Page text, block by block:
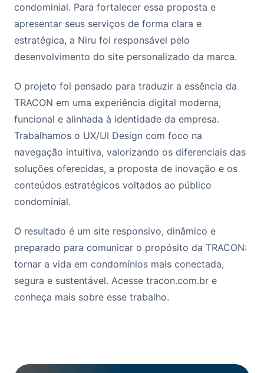
condominial. Para fortalecer essa proposta e
apresentar seus serviços de forma clara e
estratégica, a Niru foi responsável pelo
desenvolvimento do site personalizado da marca.
O projeto foi pensado para traduzir a essência da
TRACON em uma experiência digital moderna,
funcional e alinhada à identidade da empresa.
Trabalhamos o UX/UI Design com foco na
navegação intuitiva, valorizando os diferenciais das
soluções oferecidas, a proposta de inovação e os
conteúdos estratégicos voltados ao público
condominial.
O resultado é um site responsivo, dinâmico e
preparado para comunicar o propósito da TRACON:
tornar a vida em condomínios mais conectada,
segura e sustentável. Acesse tracon.com.br e
conheça mais sobre esse trabalho.